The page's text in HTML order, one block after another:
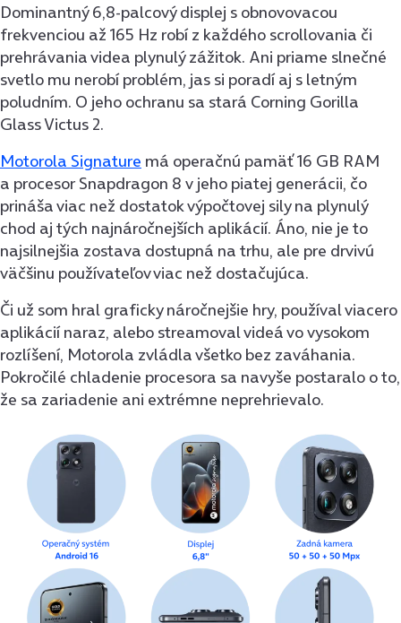
Dominantný 6,8-palcový displej s obnovovacou
frekvenciou až 165 Hz robí z každého scrollovania či
prehrávania videa plynulý zážitok. Ani priame slnečné
svetlo mu nerobí problém, jas si poradí aj s letným
poludním. O jeho ochranu sa stará Corning Gorilla
Glass Victus 2.
Motorola Signature má operačnú pamäť 16 GB RAM
a procesor Snapdragon 8 v jeho piatej generácii, čo
prináša viac než dostatok výpočtovej sily na plynulý
chod aj tých najnáročnejších aplikácií. Áno, nie je to
najsilnejšia zostava dostupná na trhu, ale pre drvivú
väčšinu používateľov viac než dostačujúca.
Či už som hral graficky náročnejšie hry, používal viacero
aplikácií naraz, alebo streamoval videá vo vysokom
rozlíšení, Motorola zvládla všetko bez zaváhania.
Pokročilé chladenie procesora sa navyše postaralo o to,
že sa zariadenie ani extrémne neprehrievalo.